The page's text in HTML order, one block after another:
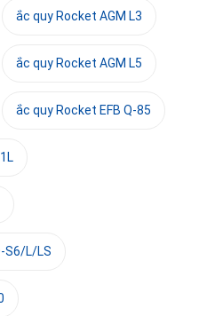
ắc quy Rocket AGM L3
ắc quy Rocket AGM L5
ắc quy Rocket EFB Q-85
S6/L/LS